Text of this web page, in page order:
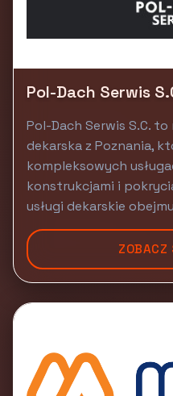
Pol-Dach Serwis
Pol-Dach Serwis S.C.
dekarska z Poznania,
kompleksowych
konstrukcjami i
usługi dekarskie
ZOBACZ